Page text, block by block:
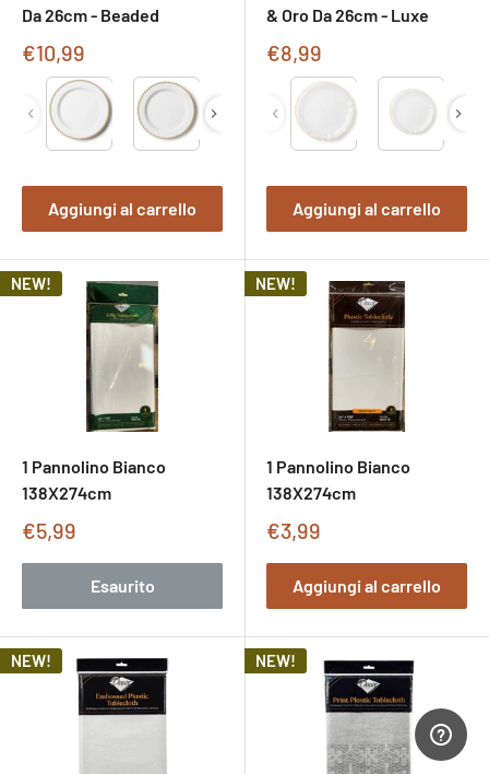
Da 26cm - Beaded
Prezzo
vendita
€10,99
Type
Aggiungi al carrello
& Oro Da 26cm - Luxe
Prezzo
vendita
€8,99
Type
Aggiungi al carrello
NEW!
1 Pannolino Bianco
138X274cm
Prezzo
vendita
€5,99
Esaurito
NEW!
1 Pannolino Bianco
138X274cm
Prezzo
vendita
€3,99
Aggiungi al carrello
NEW! NEW!